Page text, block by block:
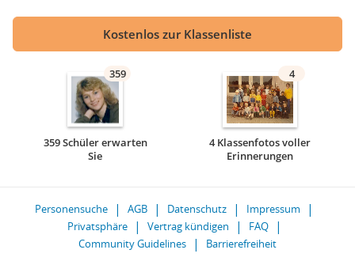
Kostenlos zur Klassenliste
359
359 Schüler erwarten
Sie
4
4 Klassenfotos voller
Erinnerungen
Personensuche AGB Datenschutz
Impressum
Privatsphäre
Vertrag kündigen
FAQ
Community Guidelines
Barrierefreiheit